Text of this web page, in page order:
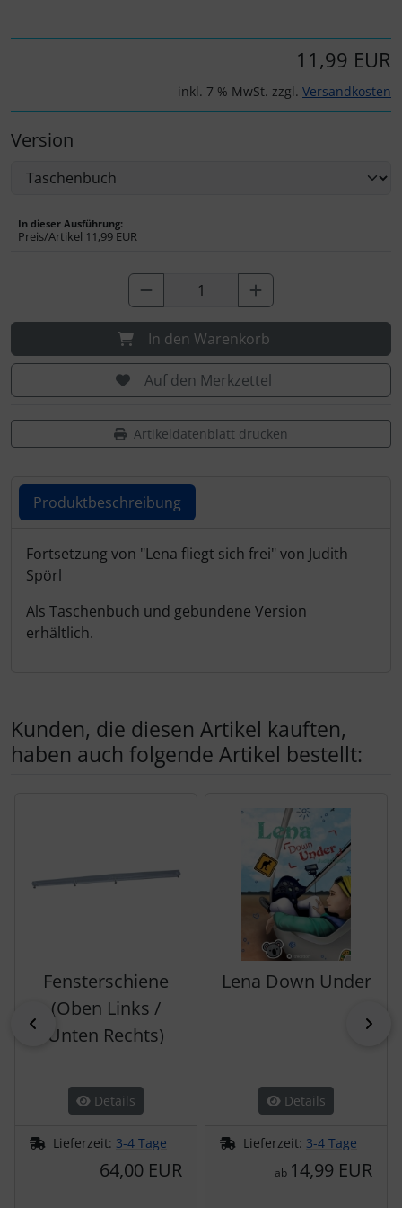
11,99 EUR
inkl. 7 % MwSt. zzgl. Versandkosten
Version
In dieser Ausführung:
Preis/Artikel 11,99 EUR
In den Warenkorb
Auf den Merkzettel
Artikeldatenblatt drucken
Produktbeschreibung
Produktbeschreibung
Fortsetzung von "Lena fliegt sich frei" von Judith
Spörl
Als Taschenbuch und gebundene Version
erhältlich.
Kunden, die diesen Artikel kauften,
haben auch folgende Artikel bestellt:
zurück
Fensterschiene
(Oben Links /
Unten Rechts)
Details
Lieferzeit: 3-4 Tage
64,00 EUR
Lena Down Under
Details
Lieferzeit: 3-4 Tage
ab 14,99 EUR
Navigation
Reifen, Schläuche und Co.
Sauerstoff, Gas und Feuer
Schläuche, Verbinder....
Schrauben, Muttern & Co.
Schutz und Pflege
Schutztaschen Interieur
Transponder
Warn- und Schutzfolien